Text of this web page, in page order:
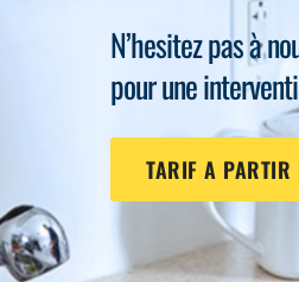
N’hesitez pas à
pour une
TARIF A